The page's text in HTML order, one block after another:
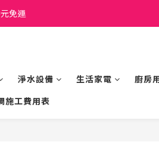
制價格 私訊優惠價
免運
淨水設備 生活家電 廚房
施工費用表